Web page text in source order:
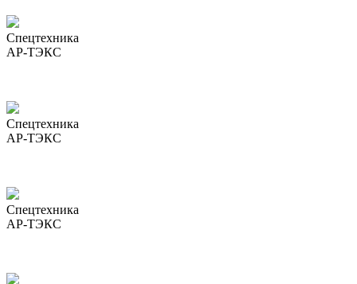
Спецтехника
АР-ТЭКС
Спецтехника
АР-ТЭКС
Спецтехника
АР-ТЭКС